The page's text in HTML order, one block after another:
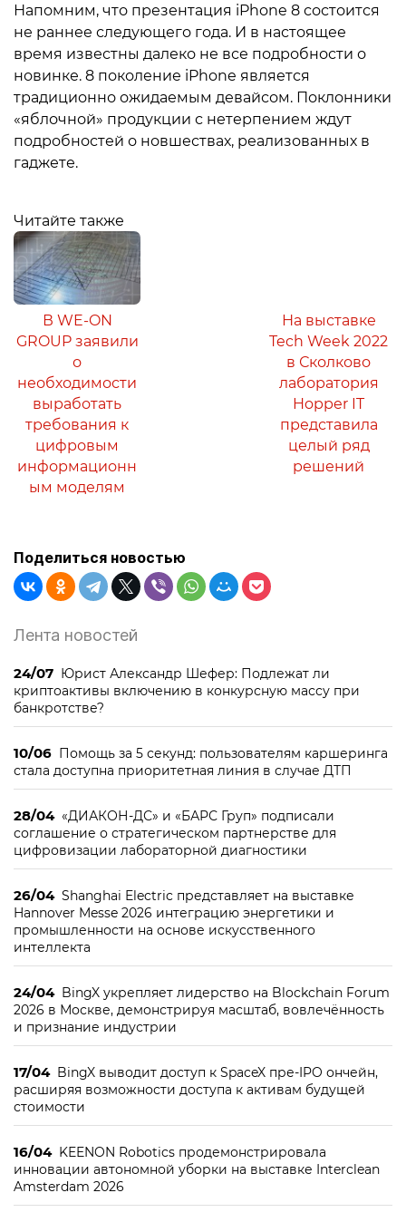
Напомним, что презентация iPhone 8 состоится
не раннее следующего года. И в настоящее
время известны далеко не все подробности о
новинке. 8 поколение iPhone является
традиционно ожидаемым девайсом. Поклонники
«яблочной» продукции с нетерпением ждут
подробностей о новшествах, реализованных в
гаджете.
Читайте также
В WE-ON
GROUP заявили
о
необходимости
выработать
требования к
цифровым
информационн
ым моделям
На выставке
Tech Week 2022
в Сколково
лаборатория
Hopper IT
представила
целый ряд
решений
Поделиться новостью
Лента новостей
24/07 Юрист Александр Шефер: Подлежат ли
криптоактивы включению в конкурсную массу при
банкротстве?
10/06 Помощь за 5 секунд: пользователям каршеринга
стала доступна приоритетная линия в случае ДТП
28/04 «ДИАКОН-ДС» и «БАРС Груп» подписали
соглашение о стратегическом партнерстве для
цифровизации лабораторной диагностики
26/04 Shanghai Electric представляет на выставке
Hannover Messe 2026 интеграцию энергетики и
промышленности на основе искусственного
интеллекта
24/04 BingX укрепляет лидерство на Blockchain Forum
2026 в Москве, демонстрируя масштаб, вовлечённость
и признание индустрии
17/04 BingX выводит доступ к SpaceX пре-IPO ончейн,
расширяя возможности доступа к активам будущей
стоимости
16/04 KEENON Robotics продемонстрировала
инновации автономной уборки на выставке Interclean
Amsterdam 2026